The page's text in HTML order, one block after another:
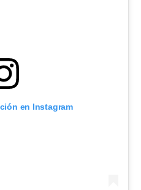
en Instagram